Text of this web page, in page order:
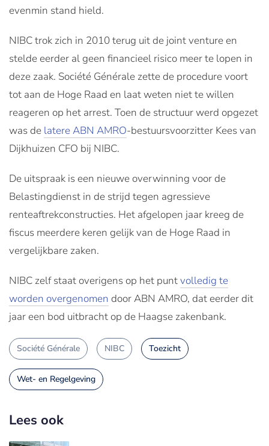
evenmin stand hield.
NIBC trok zich in 2010 terug uit de joint venture en
stelde eerder al geen financieel risico meer te lopen in
deze zaak. Société Générale zette de procedure voort
tot aan de Hoge Raad en laat weten niet te willen
reageren op het arrest. Toen de structuur werd opgezet
was de latere ABN AMRO-bestuursvoorzitter Kees van
Dijkhuizen CFO bij NIBC.
De uitspraak is een nieuwe overwinning voor de
Belastingdienst in de strijd tegen agressieve
renteaftrekconstructies. Het afgelopen jaar kreeg de
fiscus meerdere keren gelijk van de Hoge Raad in
vergelijkbare zaken.
NIBC zelf staat overigens op het puntvolledig te
worden overgenomen door ABN AMRO, dat eerder dit
jaar een bod uitbracht op de Haagse zakenbank.
Société Générale NIBC Toezicht
Wet- en Regelgeving
Lees ook